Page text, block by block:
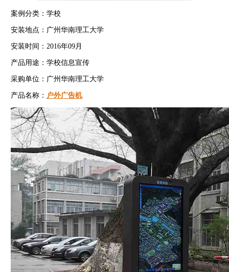
案例分类：学校
安装地点：广州华南理工大学
安装时间：2016年09月
产品用途：学校信息宣传
采购单位：广州华南理工大学
产品名称： 户外广告机